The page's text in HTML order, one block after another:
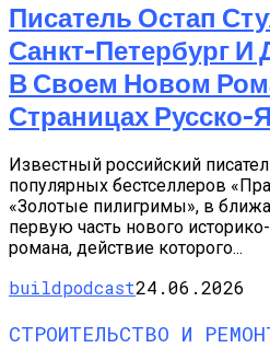
Писатель Остап
Санкт-Петербург И
В Своем Новом
Страницах
Известный российский
популярных бестселлеров
«Золотые пилигримы», в
первую часть нового
романа, действие которого...
buildpodcast24.06.2026
СТРОИТЕЛЬСТВО И